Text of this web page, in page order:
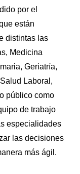
por el
están
distintas las
Medicina
Geriatría,
Laboral,
público como
de trabajo
especialidades
las decisiones
más ágil.